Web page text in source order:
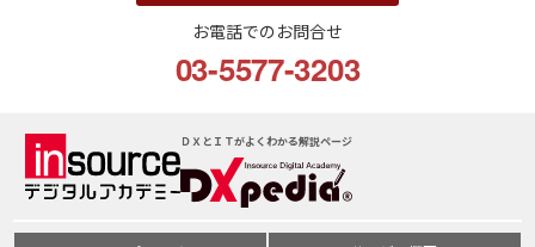
お電話でのお問合せ
03-5577-3203
ＤＸとＩＴがよくわかる解説ページ